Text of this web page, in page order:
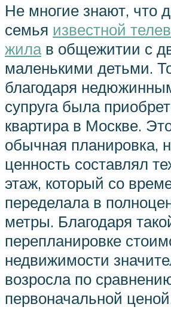
Не многие знают, что
семья известной
жилав общежитии с
маленькими детьми.
благодаря
супруга была
квартира в Москве.
обычная планировка,
ценность составлял
этаж, который со
переделала в
метры. Благодаря
перепланировке
недвижимости
возросла по
первоначальной